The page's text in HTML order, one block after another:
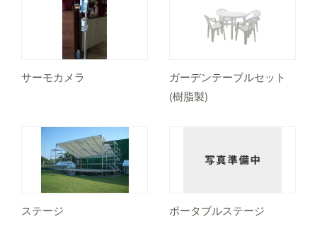
サーモカメラ
ガーデンテーブルセット
(樹脂製)
ステージ ポータブルステージ